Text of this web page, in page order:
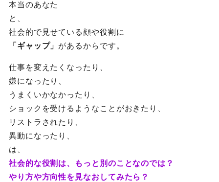
本当のあなた
と、
社会的で見せている顔や役割に
「ギャップ」 があるからです。
仕事を変えたくなったり、
嫌になったり、
うまくいかなかったり、
ショックを受けるようなことがおきたり、
リストラされたり、
異動になったり、
は、
社会的な役割は、もっと別のことなのでは？
やり方や方向性を見なおしてみたら？